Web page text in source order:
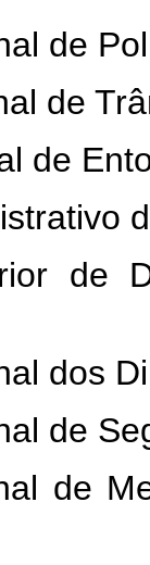
de
de
de
de
dos
de
de